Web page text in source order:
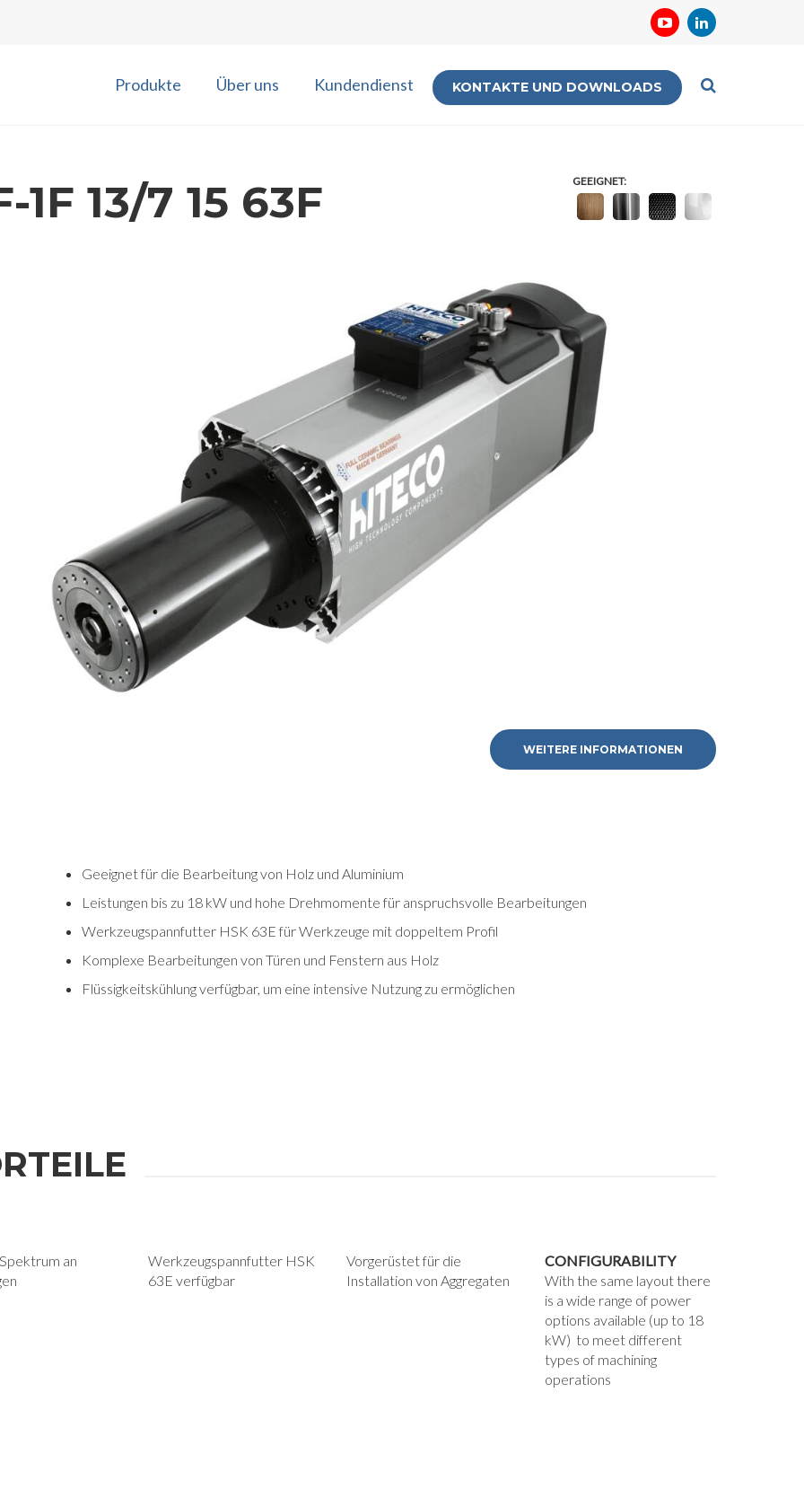
Produkte Über uns Kundendienst KONTAKTE UND DOWNLOADS
1F 13/7 15 63F GEEIGNET:
WEITERE INFORMATIONEN
Geeignet für die Bearbeitung von Holz und Aluminium
Leistungen bis zu 18 kW und hohe Drehmomente für anspruchsvolle Bearbeitungen
Werkzeugspannfutter HSK 63E für Werkzeuge mit doppeltem Profil
Komplexe Bearbeitungen von Türen und Fenstern aus Holz
Flüssigkeitskühlung verfügbar, um eine intensive Nutzung zu ermöglichen
an
Werkzeugspannfutter HSK
63E verfügbar
Vorgerüstet für die
Installation von Aggregaten
CONFIGURABILITY
With the same layout there
is a wide range of power
options available (up to 18
kW) to meet different
types of machining
operations